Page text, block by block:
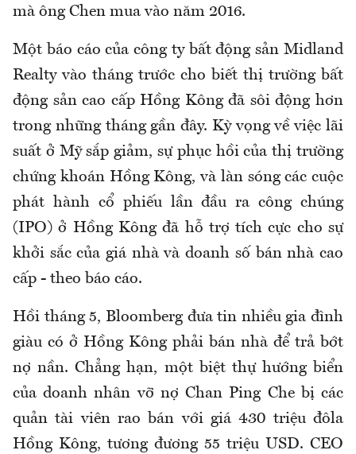
mà ông Chen mua vào năm 2016.
Một báo cáo của công ty bất động sản Midland
Realty vào tháng trước cho biết thị trường bất
động sản cao cấp Hồng Kông đã sôi động hơn
trong những tháng gần đây. Kỳ vọng về việc lãi
suất ở Mỹ sắp giảm, sự phục hồi của thị trường
chứng khoán Hồng Kông, và làn sóng các cuộc
phát hành cổ phiếu lần đầu ra công chúng
(IPO) ở Hồng Kông đã hỗ trợ tích cực cho sự
khởi sắc của giá nhà và doanh số bán nhà cao
cấp - theo báo cáo.
Hồi tháng 5, Bloomberg đưa tin nhiều gia đình
giàu có ở Hồng Kông phải bán nhà để trả bớt
nợ nần. Chẳng hạn, một biệt thự hướng biển
của doanh nhân vỡ nợ Chan Ping Che bị các
quản tài viên rao bán với giá 430 triệu đôla
Hồng Kông, tương đương 55 triệu USD. CEO